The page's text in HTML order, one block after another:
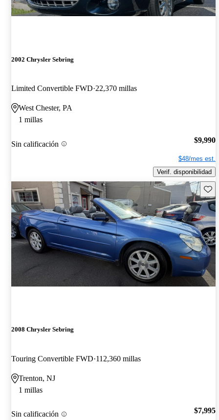
2002 Chrysler Sebring
Limited Convertible FWD 22,370 millas
West Chester, PA
1 millas
Sin calificación $9,990
$48/mes est.
Verif. disponibilidad
2008 Chrysler Sebring
Touring Convertible FWD 112,360 millas
Trenton, NJ
1 millas
Sin calificación $7,995